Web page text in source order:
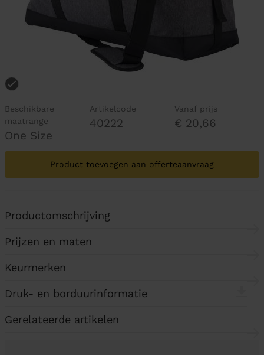
Beschikbare
maatrange
One Size
Artikelcode
40222
Vanaf prijs
€ 20,66
Product toevoegen aan offerteaanvraag
Productomschrijving
Prijzen en maten
Keurmerken
Druk- en borduurinformatie
Gerelateerde artikelen